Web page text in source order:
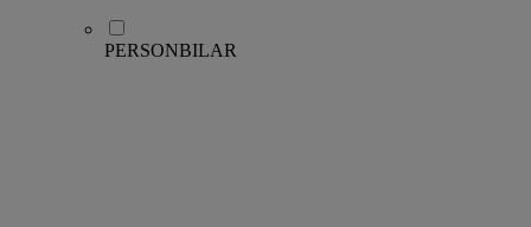
PERSONBILAR